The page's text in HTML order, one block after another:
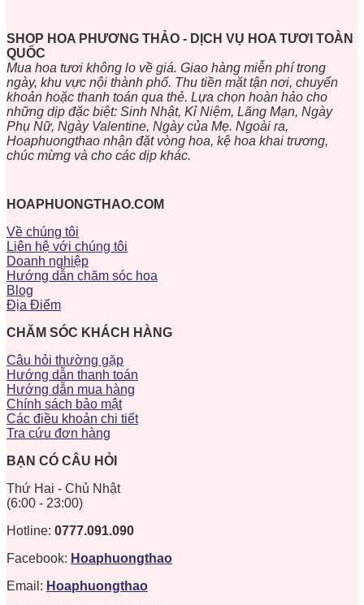
SHOP HOA PHƯƠNG THẢO - DỊCH VỤ HOA TƯƠI TOÀN
QUỐC
Mua hoa tươi không lo về giá. Giao hàng miễn phí trong
ngày, khu vực nội thành phố. Thu tiền mặt tận nơi, chuyển
khoản hoặc thanh toán qua thẻ. Lựa chọn hoàn hảo cho
những dịp đặc biệt: Sinh Nhật, Kỉ Niệm, Lãng Mạn, Ngày
Phụ Nữ, Ngày Valentine, Ngày của Mẹ. Ngoài ra,
Hoaphuongthao nhận đặt vòng hoa, kệ hoa khai trương,
chúc mừng và cho các dịp khác.
HOAPHUONGTHAO.COM
Về chúng tôi
Liên hệ với chúng tôi
Doanh nghiệp
Hướng dẫn chăm sóc hoa
Blog
Địa Điểm
CHĂM SÓC KHÁCH HÀNG
Câu hỏi thường gặp
Hướng dẫn thanh toán
Hướng dẫn mua hàng
Chính sách bảo mật
Các điều khoản chi tiết
Tra cứu đơn hàng
BẠN CÓ CÂU HỎI
Thứ Hai - Chủ Nhật
(6:00 - 23:00)
Hotline: 0777.091.090
Facebook: Hoaphuongthao
Email: Hoaphuongthao